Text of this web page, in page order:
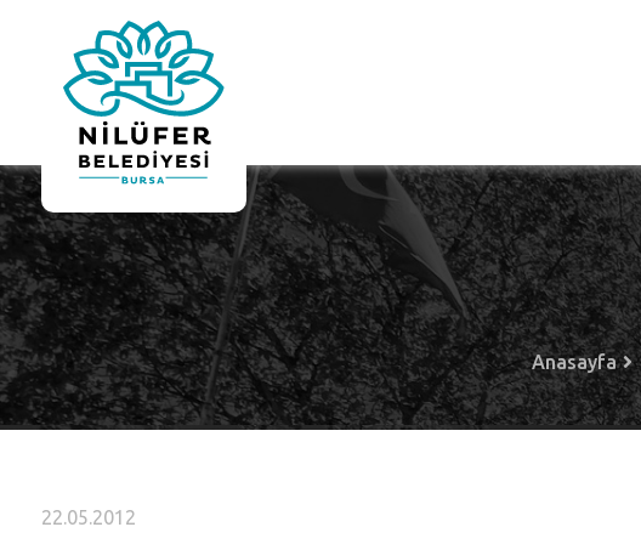
Anasayfa
22.05.2012